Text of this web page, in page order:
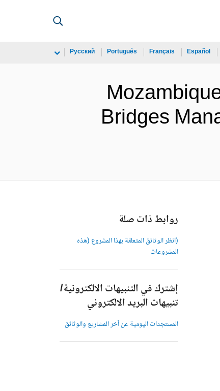
Español
Français
Português
Русский
Bridges
روابط ذات صلة
(انظر الوثائق المتعلقة بهذا المشروع (هذه
المشروعات
إشترك في التنبيهات الالكترونية/
تنبيهات البريد الالكتروني
المستجدات اليومية عن آخر المشاريع والوثائق